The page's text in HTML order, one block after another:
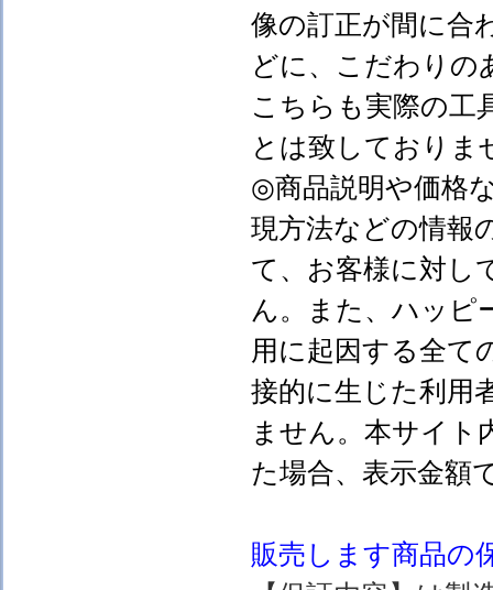
像の訂正が間に合
どに、こだわりの
こちらも実際の工
とは致しておりま
◎商品説明や価格
現方法などの情報
て、お客様に対し
ん。また、ハッピ
用に起因する全て
接的に生じた利用
ません。本サイト
た場合、表示金
販売します商品の